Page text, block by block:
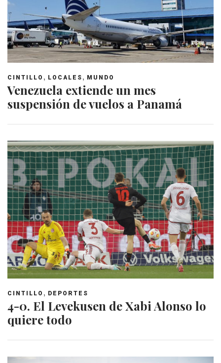
CINTILLO , LOCALES , MUNDO
Venezuela extiende un mes
suspensión de vuelos a Panamá
CINTILLO , DEPORTES
4-0. El Levekusen de Xabi Alonso lo
quiere todo